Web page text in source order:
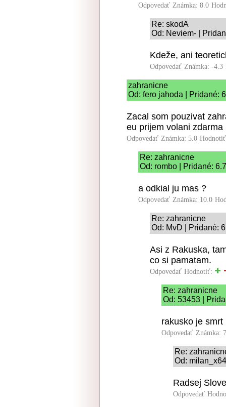
Odpovedať Známka: 8.0
Re: skodA
Od: Neviem- |
Kdeže, ani
Odpovedať Známka: -4.3
zahranicne
Od: fero jahoda | Pridané:
Zacal som pouzivat
eu prijem volani
Odpovedať Známka: 5.0
Re: zahranicne
Od: rombo | Pridané:
a odkial ju mas ?
Odpovedať Známka: 10.0
Re: zahranicne
Od: MvD | Pridané:
Asi z Rakuska,
co si pamatam.
Odpovedať Hodnotiť:
Re: zahranicne
Od: 53453 |
rakusko je smrt
Odpovedať Známka:
Re:
Od:
Radsej
Odpovedať